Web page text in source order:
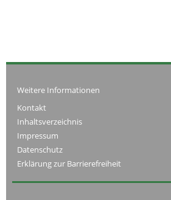
Weitere Informationen
Kontakt
Inhaltsverzeichnis
Impressum
Datenschutz
Erklärung zur Barrierefreiheit